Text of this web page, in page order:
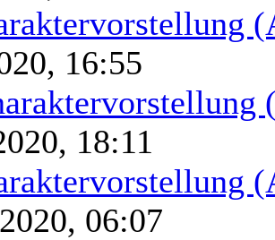
16:55
18:11
06:07